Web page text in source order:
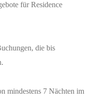
für Residence
die bis
mindestens 7 Nächten im